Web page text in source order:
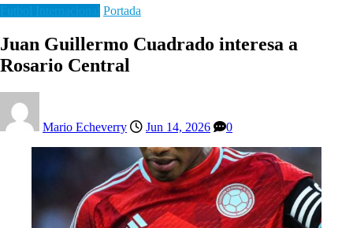
Portada
Juan Guillermo Cuadrado interesa a
Rosario Central
Mario Echeverry Jun 14, 2026 0